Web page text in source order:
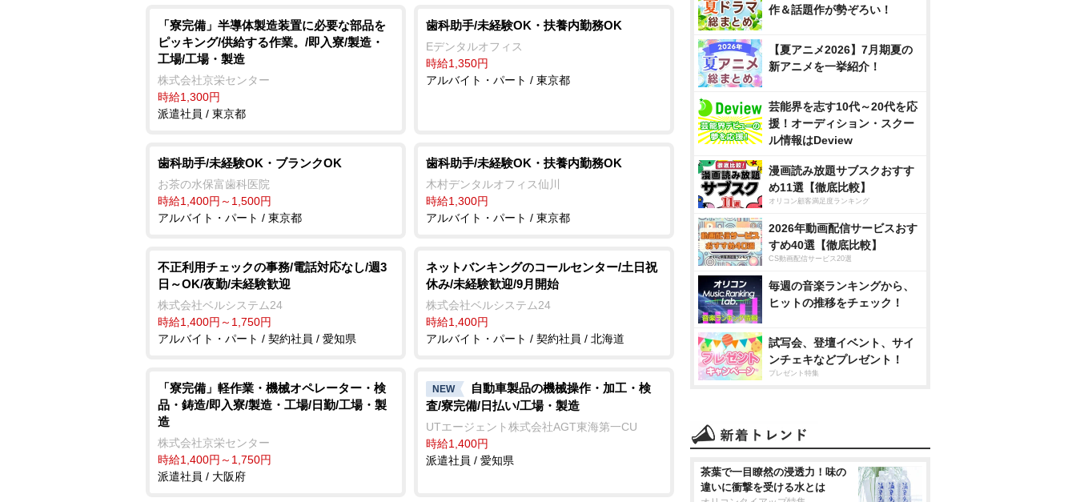
「寮完備」半導体製造装置に必要な部品を
ピッキング/供給する作業。/即入寮/製造・
工場/工場・製造
株式会社京栄センター
時給1,300円
派遣社員 / 東京都
歯科助手/未経験OK・扶養内勤務OK
Eデンタルオフィス
時給1,350円
アルバイト・パート / 東京都
歯科助手/未経験OK・ブランクOK
お茶の水保富歯科医院
時給1,400円～1,500円
アルバイト・パート / 東京都
歯科助手/未経験OK・扶養内勤務OK
木村デンタルオフィス仙川
時給1,300円
アルバイト・パート / 東京都
不正利用チェックの事務/電話対応なし/週3
日～OK/夜勤/未経験歓迎
株式会社ベルシステム24
時給1,400円～1,750円
アルバイト・パート / 契約社員 / 愛知県
ネットバンキングのコールセンター/土日祝
休み/未経験歓迎/9月開始
株式会社ベルシステム24
時給1,400円
アルバイト・パート / 契約社員 / 北海道
「寮完備」軽作業・機械オペレーター・検
品・鋳造/即入寮/製造・工場/日勤/工場・製
造
株式会社京栄センター
時給1,400円～1,750円
派遣社員 / 大阪府
NEW
自動車製品の機械操作・加工・検
査/寮完備/日払い/工場・製造
UTエージェント株式会社AGT東海第一CU
時給1,400円
派遣社員 / 愛知県
作＆話題作が勢ぞろい！
【夏アニメ2026】7月期夏の
新アニメを一挙紹介！
芸能界を志す10代～20代を応
援！オーディション・スクー
ル情報はDeview
漫画読み放題サブスクおすす
め11選【徹底比較】
オリコン顧客満足度ランキング
2026年動画配信サービスおす
すめ40選【徹底比較】
CS動画配信サービス20選
毎週の音楽ランキングから、
ヒットの推移をチェック！
試写会、登壇イベント、サイ
ンチェキなどプレゼント！
プレゼント特集
茶葉で一目瞭然の浸透力！味の
違いに衝撃を受ける水とは